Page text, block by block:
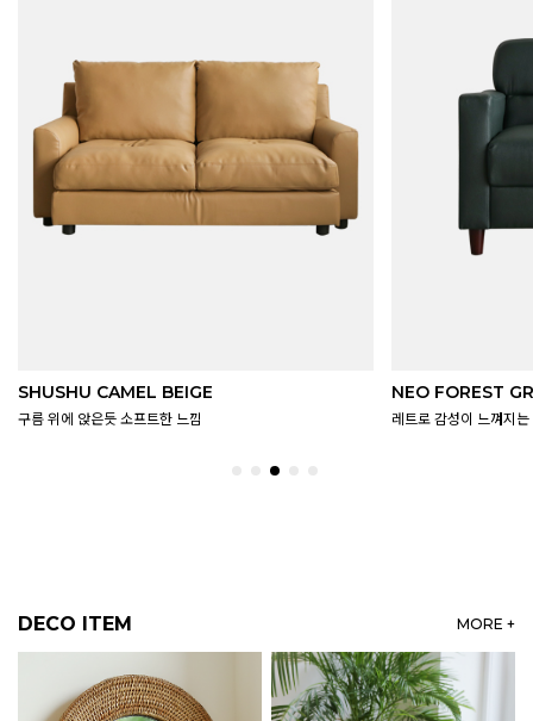
NEO FOREST GREEN
레트로 감성이 느껴지는 딥컬러
FLAT SAND
모던함의 정석, 베이직
DECO ITEM MORE +